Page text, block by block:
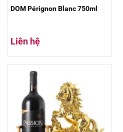
DOM Pérignon Blanc 750ml
Liên hệ